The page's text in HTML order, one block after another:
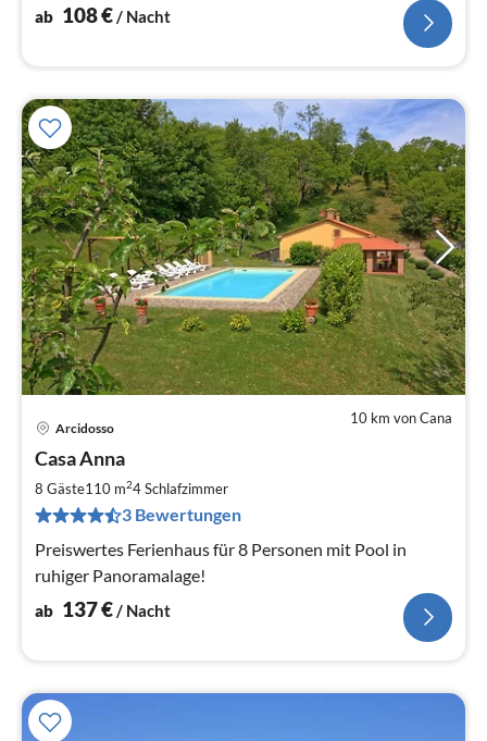
ab 108€/ Nacht
10 km von Cana
Arcidosso
Casa Anna
8 Gäste110 m24Schlafzimmer
3 Bewertungen
Preiswertes Ferienhaus für 8 Personen mit Pool in
ruhiger Panoramalage!
ab 137€/ Nacht